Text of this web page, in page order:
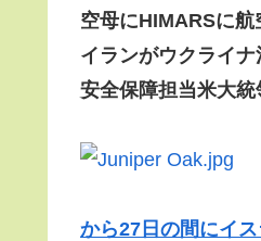
空母にHIMARSに
イランがウクライ
安全保障担当米大
から27日の間にイ